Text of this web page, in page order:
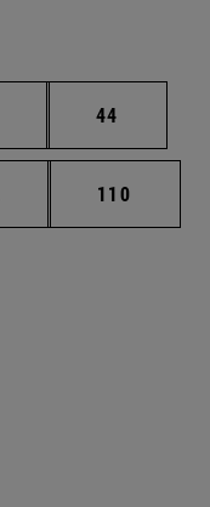
Páginas intermedias
Página
44
Páginas intermedias
Página
110